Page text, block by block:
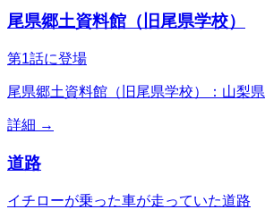
尾県郷土資料館（旧尾県学校）
第1話に登場
尾県郷土資料館（旧尾県学校）：山梨
詳細 →
道路
イチローが乗った車が走っていた道路